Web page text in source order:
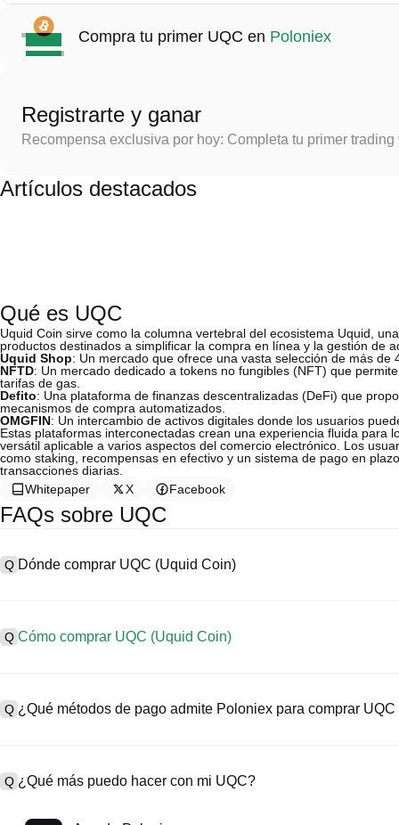
Compra tu primer UQC en Poloniex
Registrarte y ganar
Recompensa exclusiva por hoy: Completa tu primer
Artículos destacados
Qué es UQC
Uquid Coin sirve como la columna vertebral del ecosistema Uquid,
productos destinados a simplificar la compra en línea y la gestión de
Uquid Shop: Un mercado que ofrece una vasta selección de más
NFTD: Un mercado dedicado a tokens no fungibles (NFT) que
tarifas de gas.
Defito: Una plataforma de finanzas descentralizadas (DeFi) que
mecanismos de compra automatizados.
OMGFIN: Un intercambio de activos digitales donde los usuarios
Estas plataformas interconectadas crean una experiencia fluida para
versátil aplicable a varios aspectos del comercio electrónico. Los
como staking, recompensas en efectivo y un sistema de pago en
transacciones diarias.
Whitepaper
X Facebook
FAQs sobre UQC
Q Dónde comprar UQC (Uquid Coin)
ofrecen interfaces fáciles de usar, alta liquidez y una variedad de
ejemplo, Poloniex admite trading en criptomonedas
1. Crea una cuenta y completa la verificación KYC.
2. Deposita fondos en tu cuenta con monedas fiat y criptomonedas.
Q Cómo comprar UQC (Uquid Coin)
amplia gama de activos digitales de alta calidad.
Q ¿Qué métodos de pago admite Poloniex para comprar
1) Tarjeta de crédito/débito (como Visa y Mastercard) para
2) Trading P2P para comprar USDT a otros usuarios, protegido
Q ¿Qué más puedo hacer con mi UQC?